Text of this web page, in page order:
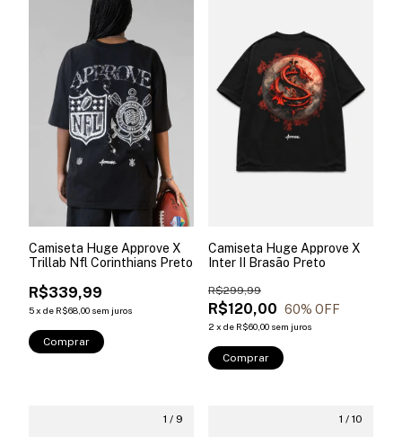
Camiseta Huge Approve X
Trillab Nfl Corinthians Preto
R$339,99
5x de R$68,00 sem juros
Comprar
Camiseta Huge Approve X
Inter II Brasão Preto
R$120,00
R$299,99
60% OFF
2 x de R$60,00 sem juros
Comprar
1 / 9 1 / 10